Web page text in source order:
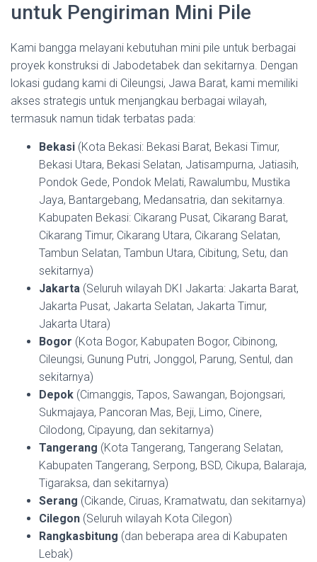
untuk Pengiriman Mini Pile
Kami bangga melayani kebutuhan mini pile untuk berbagai
proyek konstruksi di Jabodetabek dan sekitarnya. Dengan
lokasi gudang kami di Cileungsi, Jawa Barat, kami memiliki
akses strategis untuk menjangkau berbagai wilayah,
termasuk namun tidak terbatas pada:
Bekasi (Kota Bekasi: Bekasi Barat, Bekasi Timur,
Bekasi Utara, Bekasi Selatan, Jatisampurna, Jatiasih,
Pondok Gede, Pondok Melati, Rawalumbu, Mustika
Jaya, Bantargebang, Medansatria, dan sekitarnya.
Kabupaten Bekasi: Cikarang Pusat, Cikarang Barat,
Cikarang Timur, Cikarang Utara, Cikarang Selatan,
Tambun Selatan, Tambun Utara, Cibitung, Setu, dan
sekitarnya)
Jakarta (Seluruh wilayah DKI Jakarta: Jakarta Barat,
Jakarta Pusat, Jakarta Selatan, Jakarta Timur,
Jakarta Utara)
Bogor (Kota Bogor, Kabupaten Bogor, Cibinong,
Cileungsi, Gunung Putri, Jonggol, Parung, Sentul, dan
sekitarnya)
Depok (Cimanggis, Tapos, Sawangan, Bojongsari,
Sukmajaya, Pancoran Mas, Beji, Limo, Cinere,
Cilodong, Cipayung, dan sekitarnya)
Tangerang (Kota Tangerang, Tangerang Selatan,
Kabupaten Tangerang, Serpong, BSD, Cikupa, Balaraja,
Tigaraksa, dan sekitarnya)
Serang (Cikande, Ciruas, Kramatwatu, dan sekitarnya)
Cilegon (Seluruh wilayah Kota Cilegon)
Rangkasbitung (dan beberapa area di Kabupaten
Lebak)